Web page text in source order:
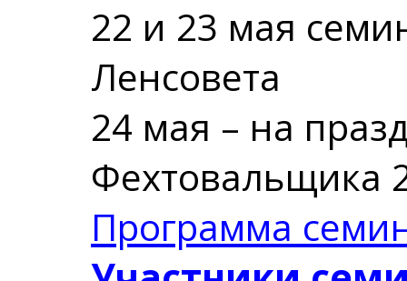
22 и 23 мая
Ленсовета
24 мая – на
Фехтовальщика
Программа